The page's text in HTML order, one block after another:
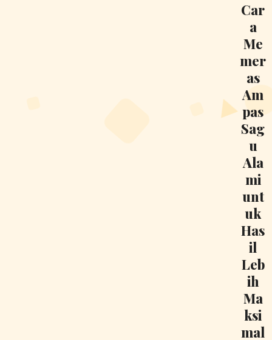
Car
a
Me
mer
as
Am
pas
Sag
u
Ala
mi
unt
uk
Has
il
Leb
ih
Ma
ksi
mal